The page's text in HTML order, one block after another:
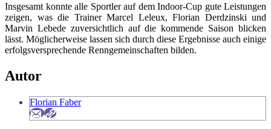
Insgesamt konnte alle Sportler auf dem Indoor-Cup gute Leistungen
zeigen, was die Trainer Marcel Leleux, Florian Derdzinski und
Marvin Lebede zuversichtlich auf die kommende Saison blicken
lässt. Möglicherweise lassen sich durch diese Ergebnisse auch einige
erfolgsversprechende Renngemeinschaften bilden.
Autor
Florian Faber